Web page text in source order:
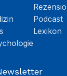
Podcast
Lexikon